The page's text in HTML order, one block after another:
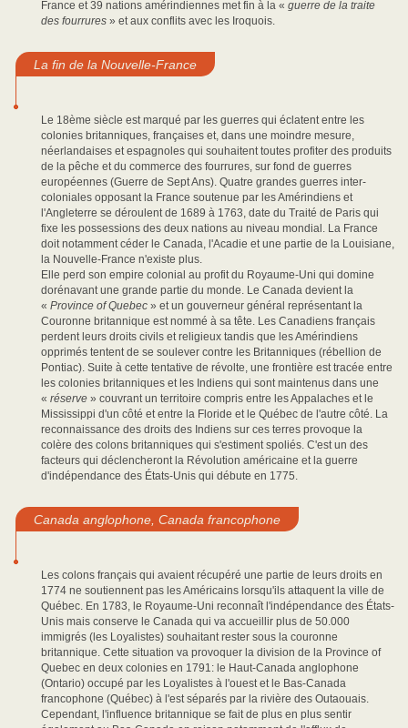
France et 39 nations amérindiennes met fin à la « guerre de la traite
des fourrures » et aux conflits avec les Iroquois.
La fin de la Nouvelle-France
Le 18ème siècle est marqué par les guerres qui éclatent entre les
colonies britanniques, françaises et, dans une moindre mesure,
néerlandaises et espagnoles qui souhaitent toutes profiter des produits
de la pêche et du commerce des fourrures, sur fond de guerres
européennes (Guerre de Sept Ans). Quatre grandes guerres inter-
coloniales opposant la France soutenue par les Amérindiens et
l'Angleterre se déroulent de 1689 à 1763, date du Traité de Paris qui
fixe les possessions des deux nations au niveau mondial. La France
doit notamment céder le Canada, l'Acadie et une partie de la Louisiane,
la Nouvelle-France n'existe plus.
Elle perd son empire colonial au profit du Royaume-Uni qui domine
dorénavant une grande partie du monde. Le Canada devient la
« Province of Quebec » et un gouverneur général représentant la
Couronne britannique est nommé à sa tête. Les Canadiens français
perdent leurs droits civils et religieux tandis que les Amérindiens
opprimés tentent de se soulever contre les Britanniques (rébellion de
Pontiac). Suite à cette tentative de révolte, une frontière est tracée entre
les colonies britanniques et les Indiens qui sont maintenus dans une
« réserve » couvrant un territoire compris entre les Appalaches et le
Mississippi d'un côté et entre la Floride et le Québec de l'autre côté. La
reconnaissance des droits des Indiens sur ces terres provoque la
colère des colons britanniques qui s'estiment spoliés. C'est un des
facteurs qui déclencheront la Révolution américaine et la guerre
d'indépendance des États-Unis qui débute en 1775.
Canada anglophone, Canada francophone
Les colons français qui avaient récupéré une partie de leurs droits en
1774 ne soutiennent pas les Américains lorsqu'ils attaquent la ville de
Québec. En 1783, le Royaume-Uni reconnaît l'indépendance des États-
Unis mais conserve le Canada qui va accueillir plus de 50.000
immigrés (les Loyalistes) souhaitant rester sous la couronne
britannique. Cette situation va provoquer la division de la Province of
Quebec en deux colonies en 1791: le Haut-Canada anglophone
(Ontario) occupé par les Loyalistes à l'ouest et le Bas-Canada
francophone (Québec) à l'est séparés par la rivière des Outaouais.
Cependant, l'influence britannique se fait de plus en plus sentir